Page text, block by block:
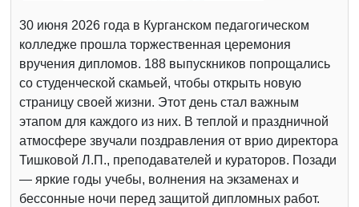
30 июня 2026 года в Курганском педагогическом
колледже прошла торжественная церемония
вручения дипломов. 188 выпускников попрощались
со студенческой скамьей, чтобы открыть новую
страницу своей жизни. Этот день стал важным
этапом для каждого из них. В теплой и праздничной
атмосфере звучали поздравления от врио директора
Тишковой Л.П., преподавателей и кураторов. Позади
— яркие годы учебы, волнения на экзаменах и
бессонные ночи перед защитой дипломных работ.